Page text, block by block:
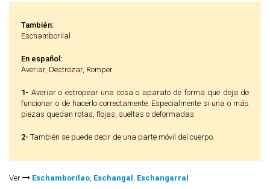
También:
Eschamborilal
En español:
Averiar, Destrozar, Romper
1- Averiar o estropear una cosa o aparato de forma que deja de
funcionar o de hacerlo correctamente. Especialmente si una o más
piezas quedan rotas, flojas, sueltas o deformadas.
2- También se puede decir de una parte móvil del cuerpo.
Ver Eschamborilao, Eschangal , Eschangarral